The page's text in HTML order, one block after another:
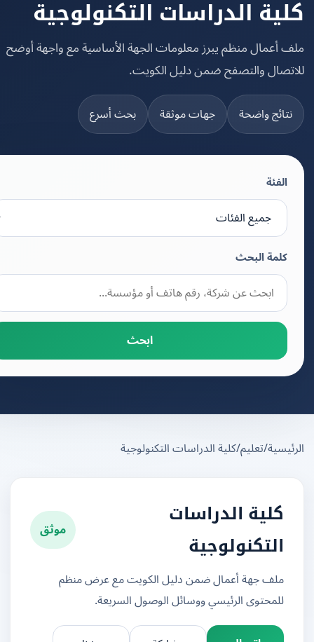
الدراسات التكنولوجية
منظم يبرز معلومات الجهة الأساسية مع واجهة أوضح
والتصفح ضمن دليل الكويت.
واضحة جهات موثقة بحث أسرع
كلمة البحث
ابحث
/تعليم/كلية الدراسات التكنولوجية
كلية الدراسات
التكنولوجية
موثق
ملف جهة أعمال ضمن دليل الكويت مع عرض منظم
للمحتوى الرئيسي ووسائل الوصول السريعة.